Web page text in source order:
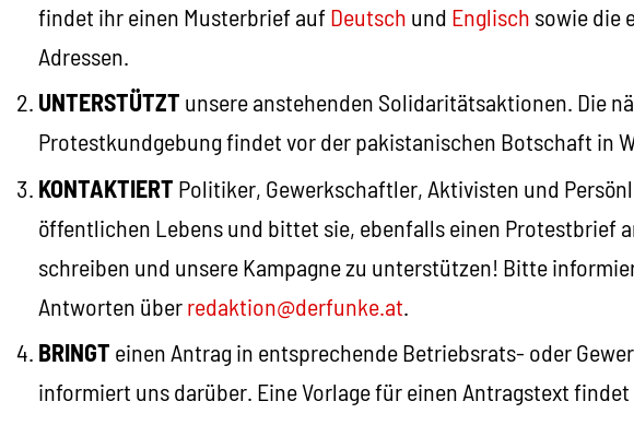
findet ihr einen Musterbrief aufDeutsch und Englisch sowie die
Adressen.
UNTERSTÜTZT unsere anstehenden Solidaritätsaktionen. Die
Protestkundgebung findet vor der pakistanischen Botschaft in
KONTAKTIERT Politiker, Gewerkschaftler, Aktivisten und
öffentlichen Lebens und bittet sie, ebenfalls einen Protestbrief
schreiben und unsere Kampagne zu unterstützen! Bitte
Antworten überredaktion@derfunke.at.
BRINGT einen Antrag in entsprechende Betriebsrats- oder
informiert uns darüber. Eine Vorlage für einen Antragstext